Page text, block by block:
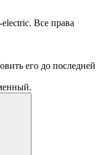
Все права
его до последней